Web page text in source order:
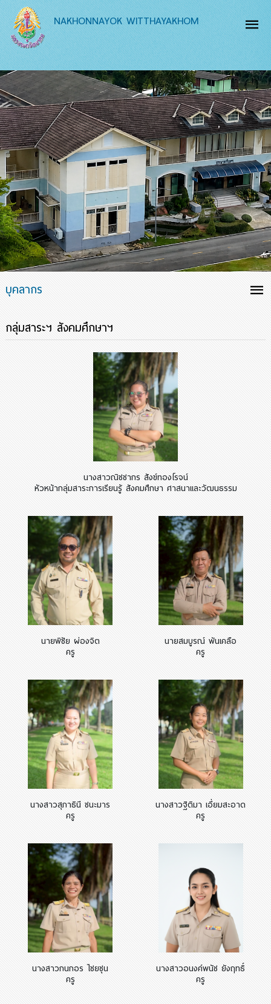
NAKHONNAYOK WITTHAYAKHOM
บุคลากร
กลุ่มสาระฯ สังคมศึกษาฯ
นางสาวณิชชากร สังข์ทองโรจน์
หัวหน้ากลุ่มสาระการเรียนรู้ สังคมศึกษา ศาสนาและวัฒนธรรม
นายพิชัย ผ่องจิต
ครู
นายสมบูรณ์ พันเคลือ
ครู
นางสาวสุภาธินี ชนะมาร
ครู
นางสาวฐิติมา เอี่ยมสะอาด
ครู
นางสาวกนกอร ไชยชุน
ครู
นางสาวอนงค์พนัช ยังฤทธิ์
ครู